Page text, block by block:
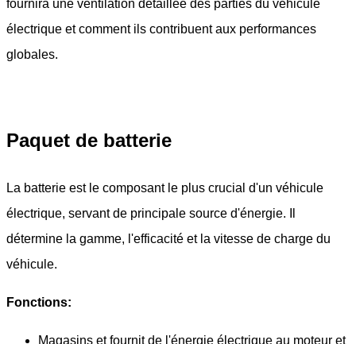
fournira une ventilation détaillée des parties du véhicule
électrique et comment ils contribuent aux performances
globales.
Paquet de batterie
La batterie est le composant le plus crucial d'un véhicule
électrique, servant de principale source d'énergie. Il
détermine la gamme, l'efficacité et la vitesse de charge du
véhicule.
Fonctions:
Magasins et fournit de l'énergie électrique au moteur et